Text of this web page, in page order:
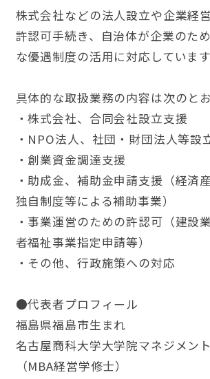
株式会社などの法人設立や企業経
許認可手続き、自治体が企業のた
な優遇制度の活用に対応しています
具体的な取扱業務の内容は次のとお
・株式会社、合同会社設立支援
・NPO法人、社団・財団法人等設
・創業資金調達支援
・助成金、補助金申請支援（経済
独自制度等による補助事業）
・事業運営のための許認可（建設
者福祉事業指定申請等）
・その他、行政施策への対応
●代表者プロフィール
福島県福島市生まれ
名古屋商科大学大学院マネジメン
（MBA経営学修士）